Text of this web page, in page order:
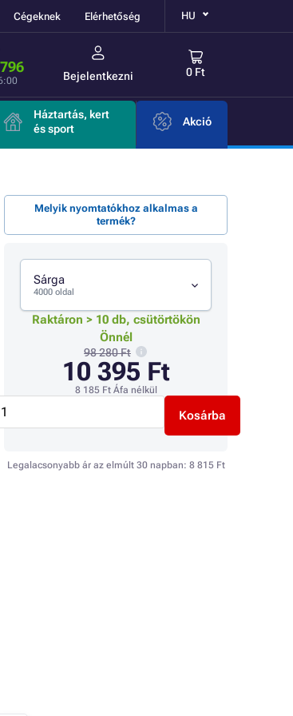
Cégeknek Elérhetőség HU
Bejelentkezni 0 Ft
Háztartás, kert
és sport
Akció
Melyik nyomtatókhoz alkalmas a
termék?
Sárga
4000 oldal
Raktáron > 10 db, csütörtökön
Önnél
98 280 Ft
10 395 Ft
8 185 FtÁfa nélkül
Kosárba
Legalacsonyabb ár az elmúlt 30 napban: 8 815 Ft